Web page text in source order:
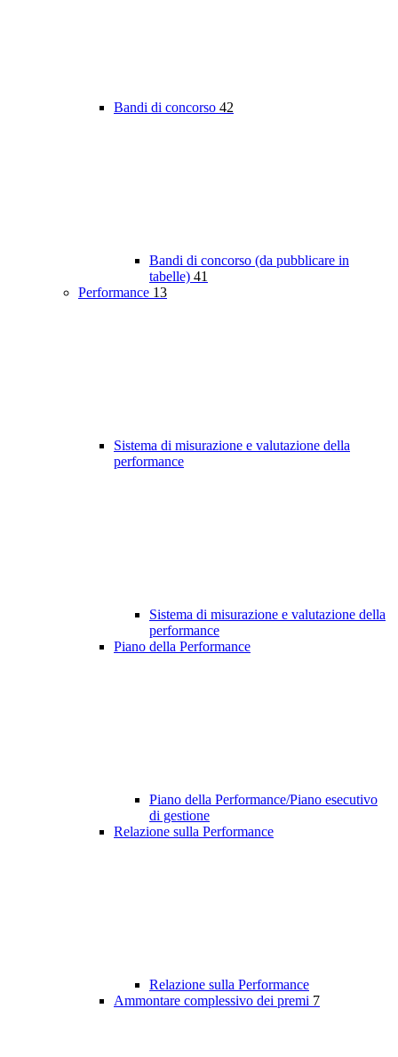
Bandi di concorso 42
Bandi di concorso (da pubblicare in
tabelle) 41
Performance 13
Sistema di misurazione e valutazione della
performance
Sistema di misurazione e valutazione della
performance
Piano della Performance
Piano della Performance/Piano esecutivo
di gestione
Relazione sulla Performance
Relazione sulla Performance
Ammontare complessivo dei premi 7